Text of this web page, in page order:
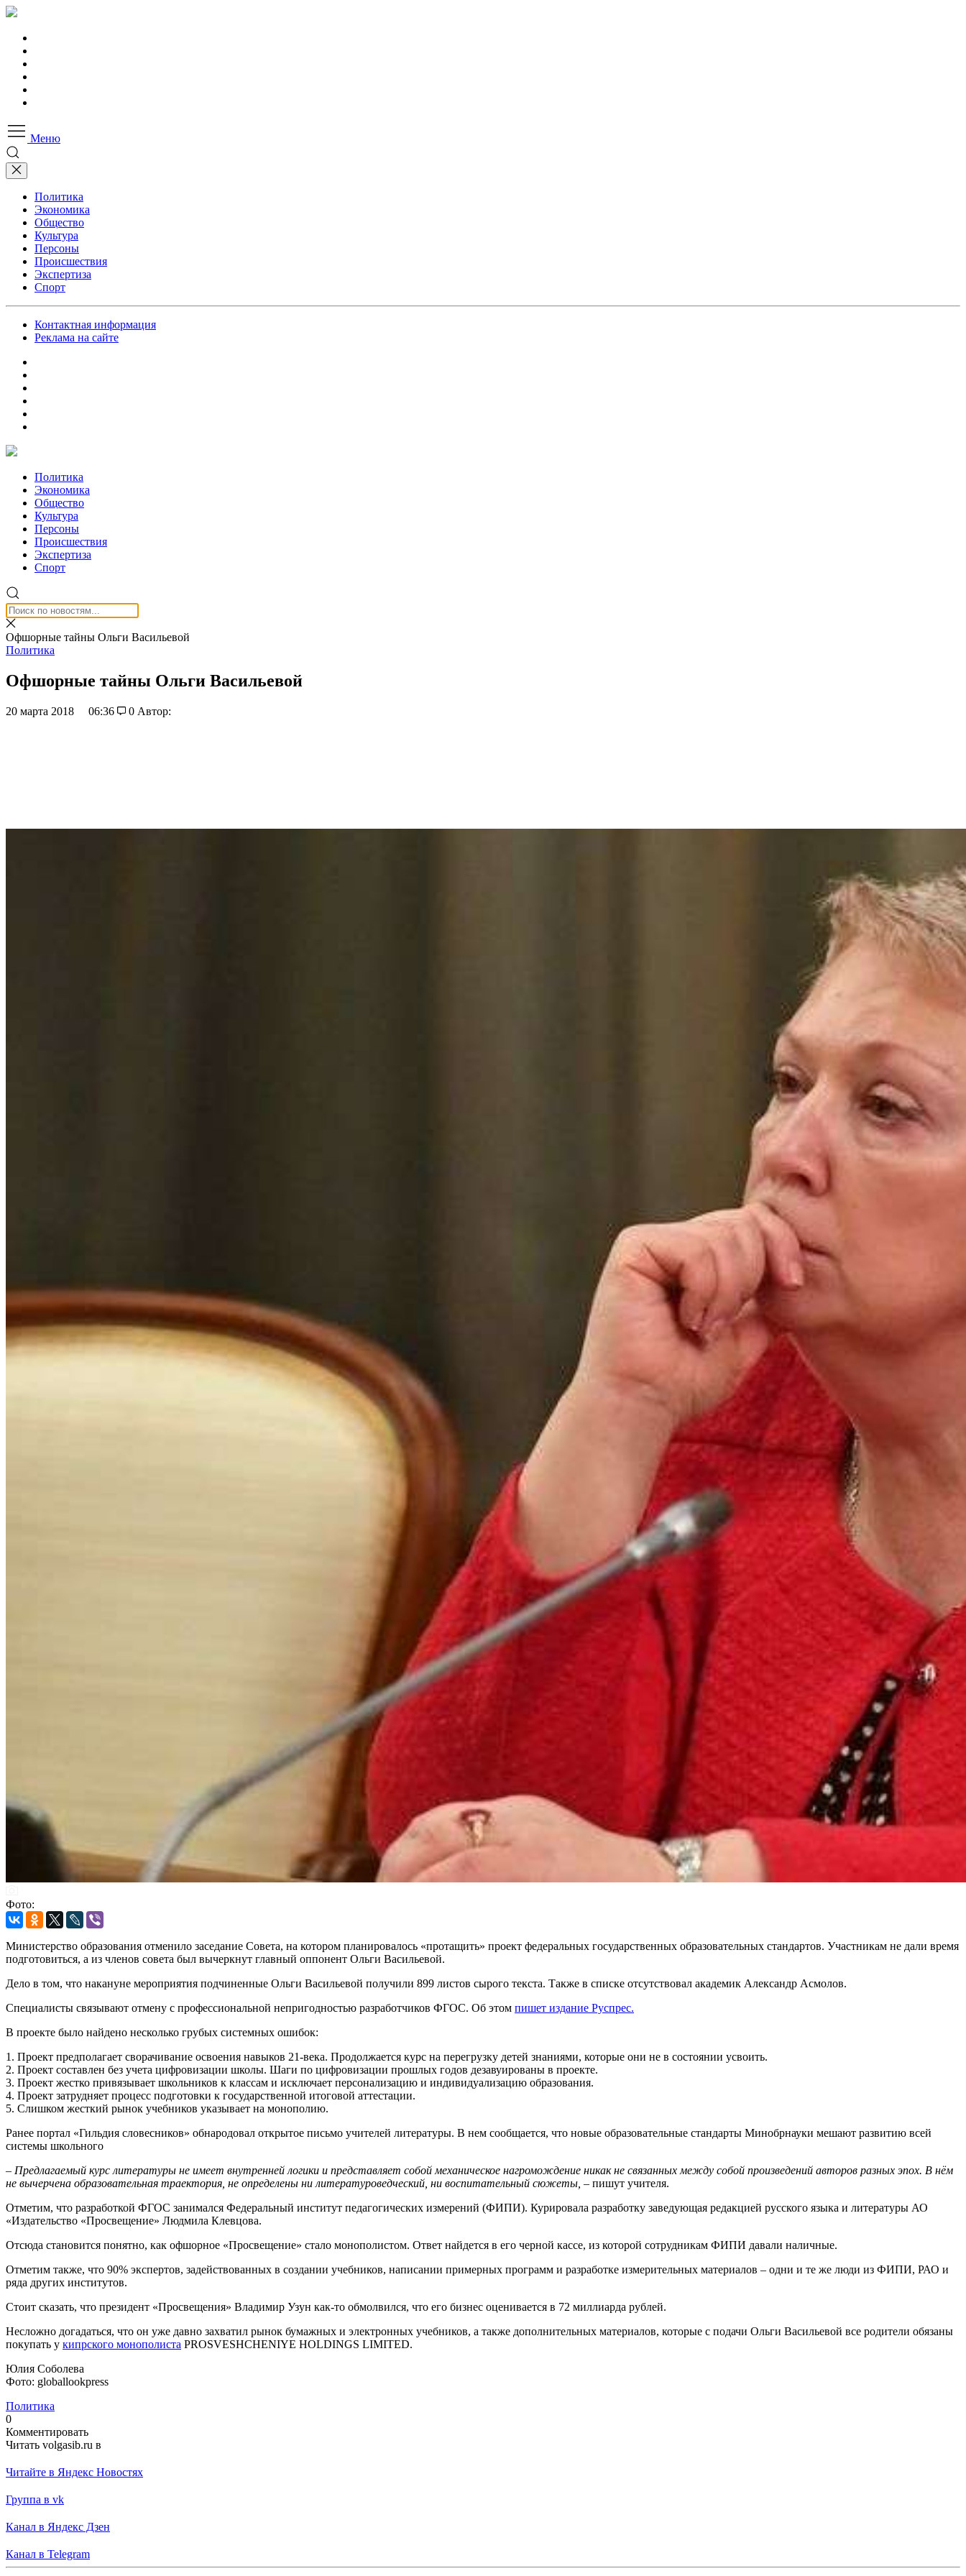
Меню
Политика
Экономика
Общество
Культура
Персоны
Происшествия
Экспертиза
Спорт
Контактная информация
Реклама на сайте
Политика
Экономика
Общество
Культура
Персоны
Происшествия
Экспертиза
Спорт
Офшорные тайны Ольги Васильевой
Политика
Офшорные тайны Ольги Васильевой
20 марта 2018 06:36 0 Автор:
Фото:
Министерство образования отменило заседание Совета, на котором планировалось «протащить» проект федеральных государственных образовательных стандартов. Участникам не дали время
подготовиться, а из членов совета был вычеркнут главный оппонент Ольги Васильевой.
Дело в том, что накануне мероприятия подчиненные Ольги Васильевой получили 899 листов сырого текста. Также в списке отсутствовал академик Александр Асмолов.
Специалисты связывают отмену с профессиональной непригодностью разработчиков ФГОС. Об этом пишет издание Руспрес.
В проекте было найдено несколько грубых системных ошибок:
1. Проект предполагает сворачивание освоения навыков 21-века. Продолжается курс на перегрузку детей знаниями, которые они не в состоянии усвоить.
2. Проект составлен без учета цифровизации школы. Шаги по цифровизации прошлых годов дезавуированы в проекте.
3. Проект жестко привязывает школьников к классам и исключает персонализацию и индивидуализацию образования.
4. Проект затрудняет процесс подготовки к государственной итоговой аттестации.
5. Слишком жесткий рынок учебников указывает на монополию.
Ранее портал «Гильдия словесников» обнародовал открытое письмо учителей литературы. В нем сообщается, что новые образовательные стандарты Минобрнауки мешают развитию всей
системы школьного
– Предлагаемый курс литературы не имеет внутренней логики и представляет собой механическое нагромождение никак не связанных между собой произведений авторов разных эпох. В нём
не вычерчена образовательная траектория, не определены ни литературоведческий, ни воспитательный сюжеты, – пишут учителя.
Отметим, что разработкой ФГОС занимался Федеральный институт педагогических измерений (ФИПИ). Курировала разработку заведующая редакцией русского языка и литературы АО
«Издательство «Просвещение» Людмила Клевцова.
Отсюда становится понятно, как офшорное «Просвещение» стало монополистом. Ответ найдется в его черной кассе, из которой сотрудникам ФИПИ давали наличные.
Отметим также, что 90% экспертов, задействованных в создании учебников, написании примерных программ и разработке измерительных материалов – одни и те же люди из ФИПИ, РАО и
ряда других институтов.
Стоит сказать, что президент «Просвещения» Владимир Узун как-то обмолвился, что его бизнес оценивается в 72 миллиарда рублей.
Несложно догадаться, что он уже давно захватил рынок бумажных и электронных учебников, а также дополнительных материалов, которые с подачи Ольги Васильевой все родители обязаны
покупать у кипрского монополиста PROSVESHCHENIYE HOLDINGS LIMITED.
Юлия Соболева
Фото: globallookpress
Политика
0
Комментировать
Читать volgasib.ru в
Читайте в Яндекс Новостях
Группа в vk
Канал в Яндекс Дзен
Канал в Telegram